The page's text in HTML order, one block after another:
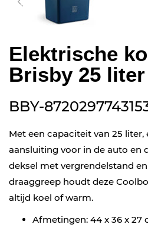
Elektrische
Brisby 25 liter
BBY-
Met een capaciteit van 25 liter,
aansluiting voor in de auto en
deksel met vergrendelstand
draaggreep houdt deze
altijd koel of warm.
Afmetingen: 44 x 36 x 27